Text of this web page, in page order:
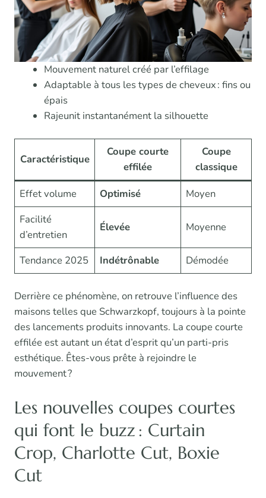
Mouvement naturel créé par l’effilage
Adaptable à tous les types de cheveux : fins ou
épais
Rajeunit instantanément la silhouette
Caractéristique
Coupe courte
effilée
Coupe
classique
Effet volume
Optimisé
Moyen
Facilité
d’entretien
Élevée Moyenne
Tendance 2025 Indétrônable Démodée
Derrière ce phénomène, on retrouve l’influence des
maisons telles que Schwarzkopf, toujours à la pointe
des lancements produits innovants. La coupe courte
effilée est autant un état d’esprit qu’un parti-pris
esthétique. Êtes-vous prête à rejoindre le
mouvement ?
Les nouvelles coupes courtes
qui font le buzz : Curtain
Crop, Charlotte Cut, Boxie
Cut